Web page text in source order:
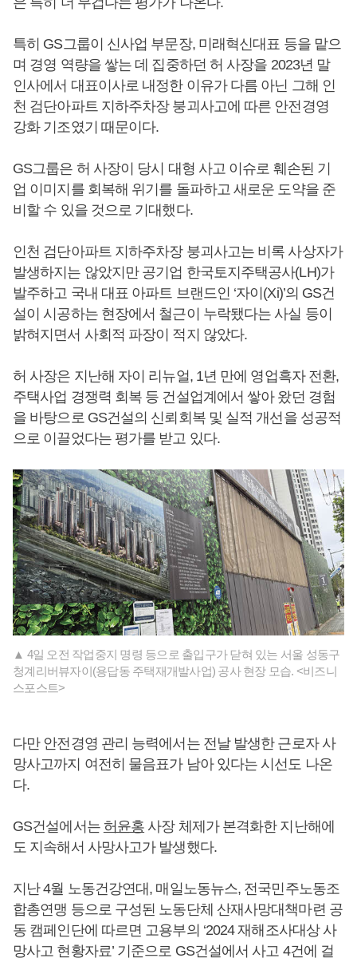
특히 GS그룹이 신사업 부문장, 미래혁신대표 등을 맡으
며 경영 역량을 쌓는 데 집중하던 허 사장을 2023년 말
인사에서 대표이사로 내정한 이유가 다름 아닌 그해 인
천 검단아파트 지하주차장 붕괴사고에 따른 안전경영
강화 기조였기 때문이다.
GS그룹은 허 사장이 당시 대형 사고 이슈로 훼손된 기
업 이미지를 회복해 위기를 돌파하고 새로운 도약을 준
비할 수 있을 것으로 기대했다.
인천 검단아파트 지하주차장 붕괴사고는 비록 사상자가
발생하지는 않았지만 공기업 한국토지주택공사(LH)가
발주하고 국내 대표 아파트 브랜드인 ‘자이(Xi)’의 GS건
설이 시공하는 현장에서 철근이 누락됐다는 사실 등이
밝혀지면서 사회적 파장이 적지 않았다.
허 사장은 지난해 자이 리뉴얼, 1년 만에 영업흑자 전환,
주택사업 경쟁력 회복 등 건설업계에서 쌓아 왔던 경험
을 바탕으로 GS건설의 신뢰회복 및 실적 개선을 성공적
으로 이끌었다는 평가를 받고 있다.
▲ 4일 오전 작업중지 명령 등으로 출입구가 닫혀 있는 서울 성동구
청계리버뷰자이(용답동 주택재개발사업) 공사 현장 모습. <비즈니
스포스트>
다만 안전경영 관리 능력에서는 전날 발생한 근로자 사
망사고까지 여전히 물음표가 남아 있다는 시선도 나온
다.
GS건설에서는 허윤홍 사장 체제가 본격화한 지난해에
도 지속해서 사망사고가 발생했다.
지난 4월 노동건강연대, 매일노동뉴스, 전국민주노동조
합총연맹 등으로 구성된 노동단체 산재사망대책마련 공
동 캠페인단에 따르면 고용부의 ‘2024 재해조사대상 사
망사고 현황자료’ 기준으로 GS건설에서 사고 4건에 걸